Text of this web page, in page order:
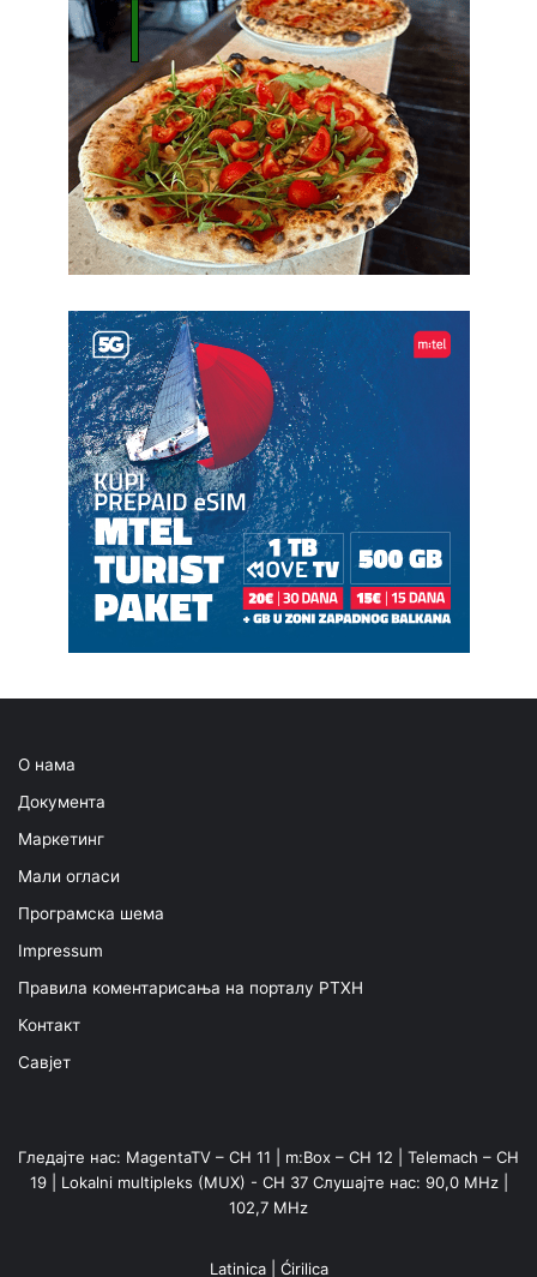
О нама
Документа
Маркетинг
Мали огласи
Програмска шема
Impressum
Правила коментарисања на порталу РТХН
Контакт
Савјет
Гледајте нас: MagentaTV – CH 11 | m:Box – CH 12 | Telemach – CH
19 | Lokalni multipleks (MUX) - CH 37 Слушајте нас: 90,0 MHz |
102,7 MHz
Latinica| Ćirilica